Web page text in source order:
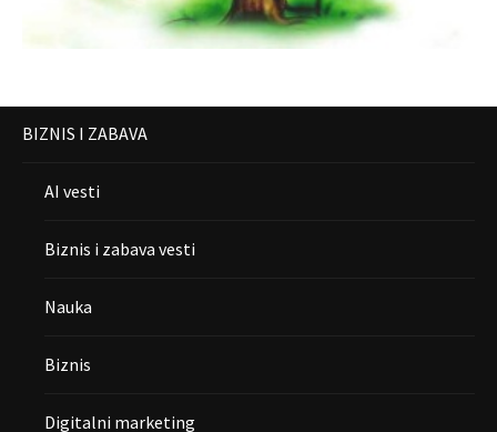
BIZNIS I ZABAVA
AI vesti
Biznis i zabava vesti
Nauka
Biznis
Digitalni marketing